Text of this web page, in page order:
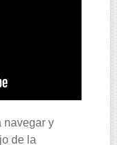
navegar y
de la